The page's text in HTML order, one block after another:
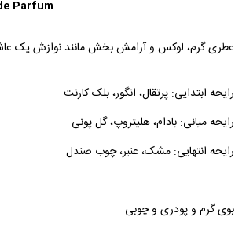
Parfum
عطری گرم، لوکس و آرامش بخش مانند نوازش یک
رایحه ابتدایی: پرتقال، انگور، بلک کارنت
رایحه میانی: بادام، هلیتروپ، گل پونی
رایحه انتهایی: مشک، عنبر، چوب صندل
بوی گرم و پودری و چوبی